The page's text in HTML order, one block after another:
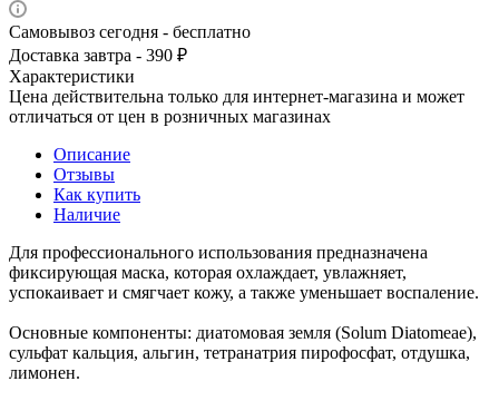
Самовывоз сегодня - бесплатно
Доставка завтра - 390 ₽
Характеристики
Цена действительна только для интернет-магазина и может
отличаться от цен в розничных магазинах
Описание
Отзывы
Как купить
Наличие
Для профессионального использования предназначена
фиксирующая маска, которая охлаждает, увлажняет,
успокаивает и смягчает кожу, а также уменьшает воспаление.
Основные компоненты: диатомовая земля (Solum Diatomeae),
сульфат кальция, альгин, тетранатрия пирофосфат, отдушка,
лимонен.